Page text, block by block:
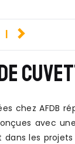
1
chez AFDB
avec
dans les